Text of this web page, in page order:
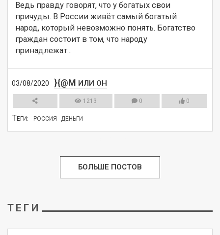
Ведь правду говорят, что у богатых свои
причуды. В России живёт самый богатый
народ, который невозможно понять. Богатство
граждан состоит в том, что народу
принадлежат...
03/08/2020 }{@M ИЛИ ОН
1213 0 0
ТЕГИ: РОССИЯ ДЕНЬГИ
БОЛЬШЕ ПОСТОВ
ТЕГИ